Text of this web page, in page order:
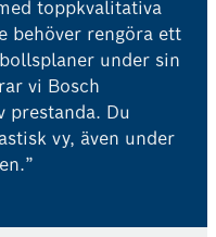
toppkvalitativa
behöver rengöra ett
under sin
vi Bosch
prestanda. Du
vy, även under